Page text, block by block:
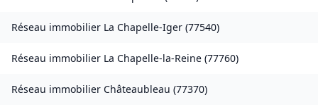
Réseau immobilier La Chapelle-Iger (77540)
Réseau immobilier La Chapelle-la-Reine (77760)
Réseau immobilier Châteaubleau (77370)